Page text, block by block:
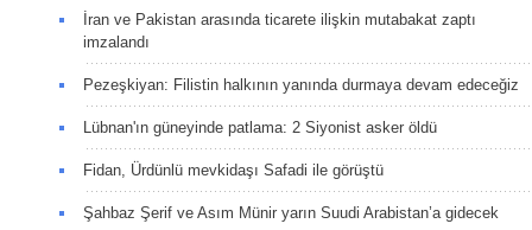
İran ve Pakistan arasında ticarete ilişkin mutabakat zaptı
imzalandı
Pezeşkiyan: Filistin halkının yanında durmaya devam edeceğiz
Lübnan'ın güneyinde patlama: 2 Siyonist asker öldü
Fidan, Ürdünlü mevkidaşı Safadi ile görüştü
Şahbaz Şerif ve Asım Münir yarın Suudi Arabistan’a gidecek